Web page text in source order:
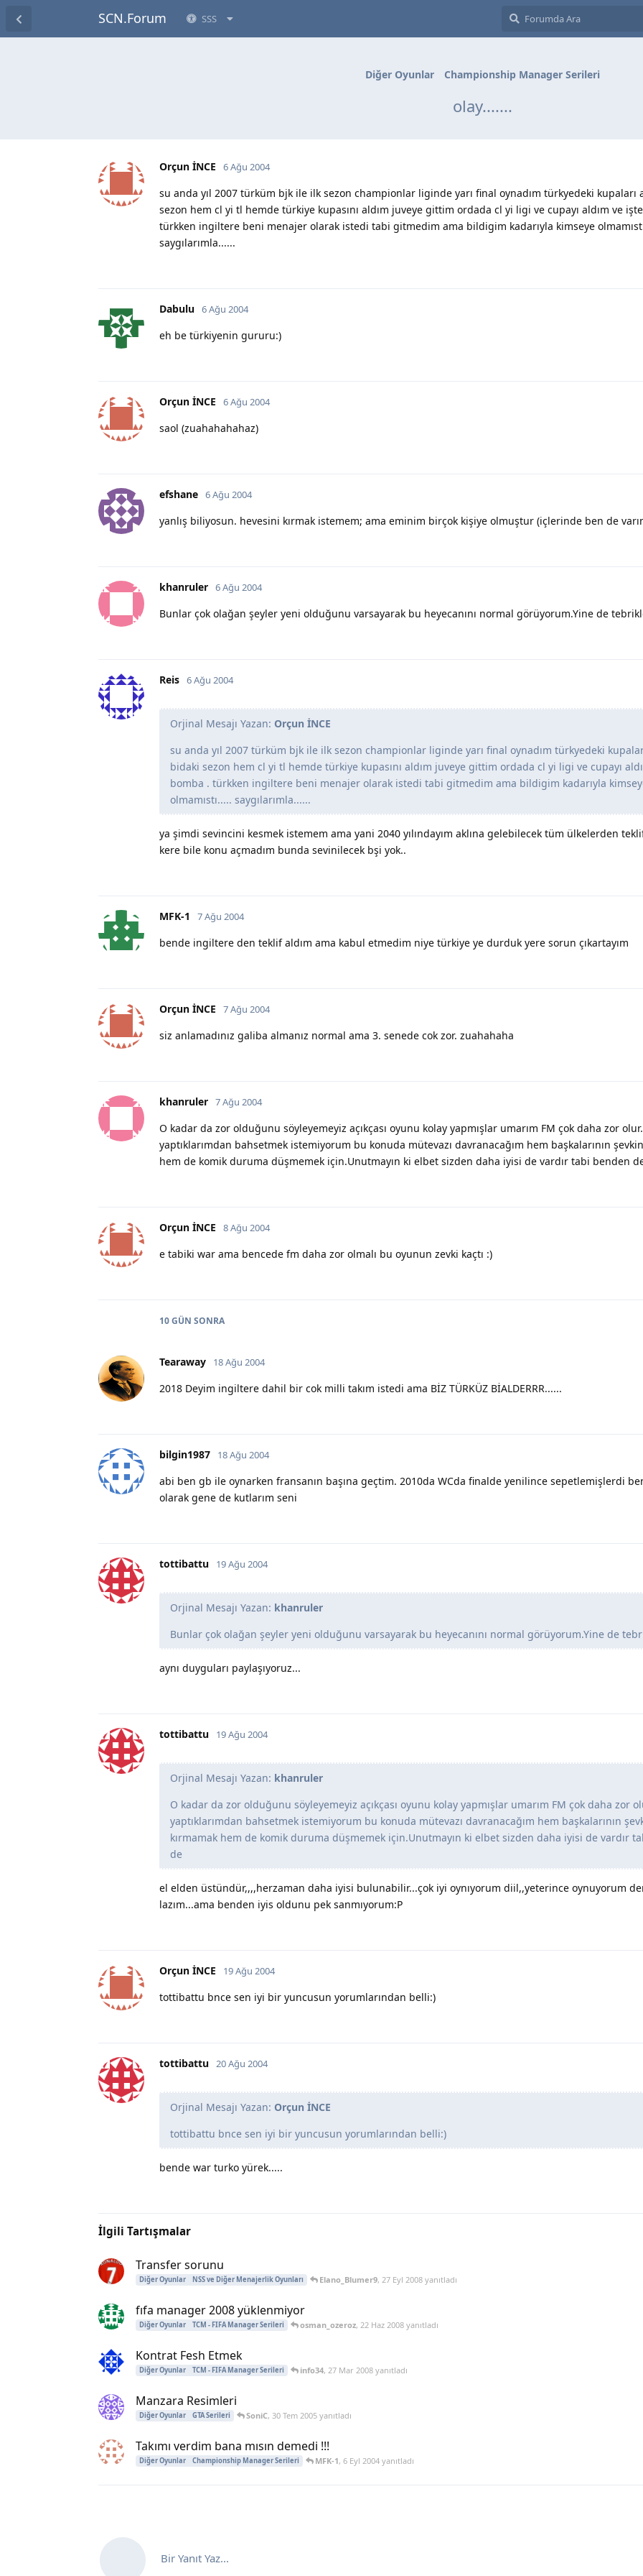
SCN.Forum SSS
Diğer Oyunlar Championship Manager Serileri
olay.......
Orçun İNCE 6 Ağu 2004
su anda yıl 2007 türküm bjk ile ilk sezon championlar liginde yarı final oynadım türkyedeki kupaları
sezon hem cl yi tl hemde türkiye kupasını aldım juveye gittim ordada cl yi ligi ve cupayı aldım ve
türkken ingiltere beni menajer olarak istedi tabi gitmedim ama bildigim kadarıyla kimseye
saygılarımla......
Dabulu 6 Ağu 2004
eh be türkiyenin gururu:)
Orçun İNCE 6 Ağu 2004
saol (zuahahahahaz)
efshane 6 Ağu 2004
yanlış biliyosun. hevesini kırmak istemem; ama eminim birçok kişiye olmuştur (içlerinde ben de
khanruler 6 Ağu 2004
Bunlar çok olağan şeyler yeni olduğunu varsayarak bu heyecanını normal görüyorum.Yine de
Reis 6 Ağu 2004
Orjinal Mesajı Yazan: Orçun İNCE
su anda yıl 2007 türküm bjk ile ilk sezon championlar liginde yarı final oynadım türkyedeki
bidaki sezon hem cl yi tl hemde türkiye kupasını aldım juveye gittim ordada cl yi ligi ve cupayı
bomba . türkken ingiltere beni menajer olarak istedi tabi gitmedim ama bildigim kadarıyla
olmamıstı..... saygılarımla......
ya şimdi sevincini kesmek istemem ama yani 2040 yılındayım aklına gelebilecek tüm ülkelerden
kere bile konu açmadım bunda sevinilecek bşi yok..
MFK-1 7 Ağu 2004
bende ingiltere den teklif aldım ama kabul etmedim niye türkiye ye durduk yere sorun çıkartayım
Orçun İNCE 7 Ağu 2004
siz anlamadınız galiba almanız normal ama 3. senede cok zor. zuahahaha
khanruler 7 Ağu 2004
O kadar da zor olduğunu söyleyemeyiz açıkçası oyunu kolay yapmışlar umarım FM çok daha zor
yaptıklarımdan bahsetmek istemiyorum bu konuda mütevazı davranacağım hem başkalarının
hem de komik duruma düşmemek için.Unutmayın ki elbet sizden daha iyisi de vardır tabi benden
Orçun İNCE 8 Ağu 2004
e tabiki war ama bencede fm daha zor olmalı bu oyunun zevki kaçtı :)
10 GÜN SONRA
Tearaway 18 Ağu 2004
2018 Deyim ingiltere dahil bir cok milli takım istedi ama BİZ TÜRKÜZ BİALDERRR......
bilgin1987 18 Ağu 2004
abi ben gb ile oynarken fransanın başına geçtim. 2010da WCda finalde yenilince sepetlemişlerdi
olarak gene de kutlarım seni
tottibattu 19 Ağu 2004
Orjinal Mesajı Yazan: khanruler
Bunlar çok olağan şeyler yeni olduğunu varsayarak bu heyecanını normal görüyorum.Yine de
aynı duyguları paylaşıyoruz...
tottibattu 19 Ağu 2004
Orjinal Mesajı Yazan: khanruler
O kadar da zor olduğunu söyleyemeyiz açıkçası oyunu kolay yapmışlar umarım FM çok daha zor
yaptıklarımdan bahsetmek istemiyorum bu konuda mütevazı davranacağım hem başkalarının
kırmamak hem de komik duruma düşmemek için.Unutmayın ki elbet sizden daha iyisi de vardır
de
el elden üstündür,,,,herzaman daha iyisi bulunabilir...çok iyi oynıyorum diil,,yeterince oynuyorum
lazım...ama benden iyis oldunu pek sanmıyorum:P
Orçun İNCE 19 Ağu 2004
tottibattu bnce sen iyi bir yuncusun yorumlarından belli:)
tottibattu 20 Ağu 2004
Orjinal Mesajı Yazan: Orçun İNCE
tottibattu bnce sen iyi bir yuncusun yorumlarından belli:)
bende war turko yürek.....
İlgili Tartışmalar
Transfer sorunu
Diğer Oyunlar NSS ve Diğer Menajerlik Oyunları Elano_Blumer9, 27 Eyl 2008yanıtladı
fıfa manager 2008 yüklenmiyor
Diğer Oyunlar TCM - FIFA Manager Serileri osman_ozeroz, 22 Haz 2008yanıtladı
Kontrat Fesh Etmek
Diğer Oyunlar TCM - FIFA Manager Serileri info34, 27 Mar 2008yanıtladı
Manzara Resimleri
Diğer Oyunlar GTA Serileri SoniC, 30 Tem 2005yanıtladı
Takımı verdim bana mısın demedi !!!
Diğer Oyunlar Championship Manager Serileri MFK-1, 6 Eyl 2004yanıtladı
Bir Yanıt Yaz...